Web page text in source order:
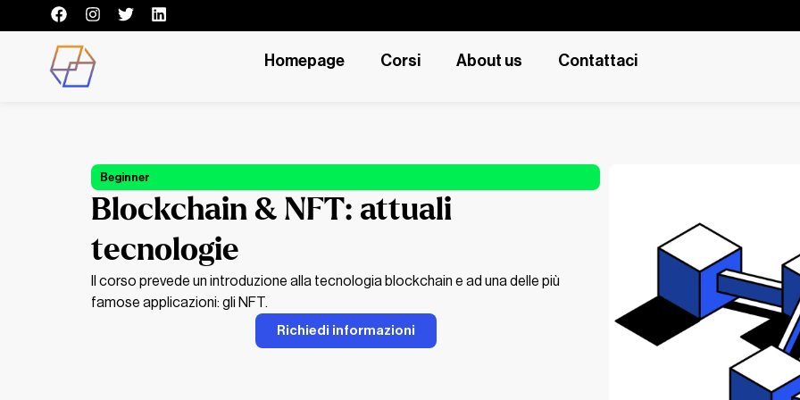
Homepage Corsi About us Contattaci
Beginner
Blockchain & NFT: attuali
tecnologie
Il corso prevede un introduzione alla tecnologia blockchain e ad una delle più
famose applicazioni: gli NFT.
Richiedi informazioni